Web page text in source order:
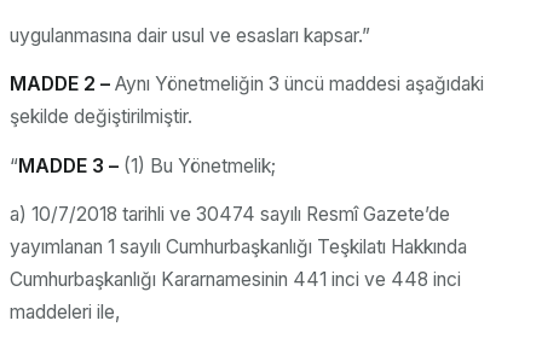
uygulanmasına dair usul ve esasları kapsar.”
MADDE 2 – Aynı Yönetmeliğin 3 üncü maddesi aşağıdaki
şekilde değiştirilmiştir.
“MADDE 3 – (1) Bu Yönetmelik;
a) 10/7/2018 tarihli ve 30474 sayılı Resmî Gazete’de
yayımlanan 1 sayılı Cumhurbaşkanlığı Teşkilatı Hakkında
Cumhurbaşkanlığı Kararnamesinin 441 inci ve 448 inci
maddeleri ile,